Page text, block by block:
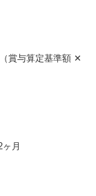
賞与算定基準額 ✕
月